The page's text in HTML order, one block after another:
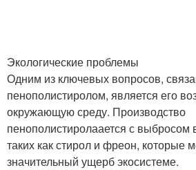
Экологические проблемы
Одним из ключевых вопросов,
пенополистиролом, является его
окружающую среду. Производство
пенополистиролаается с
таких как стирол и фреон, которые
значительный ущерб экосистеме.